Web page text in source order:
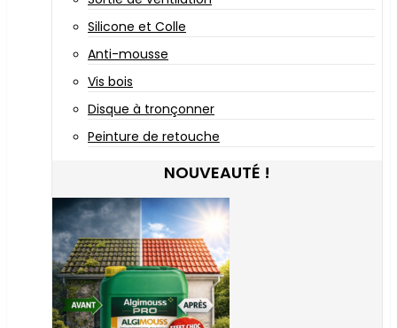
Silicone et Colle
Anti-mousse
Vis bois
Disque à tronçonner
Peinture de retouche
NOUVEAUTÉ !